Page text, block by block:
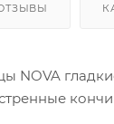
NOVA